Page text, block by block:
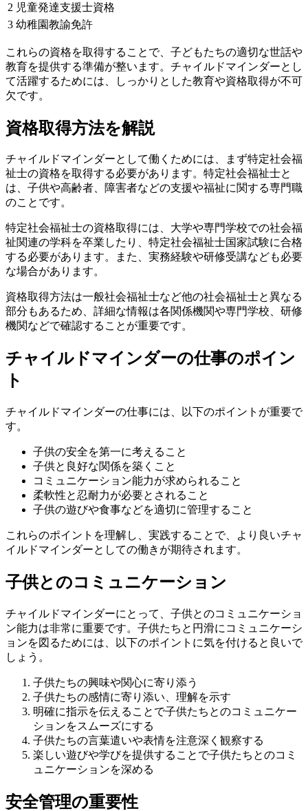
2 児童発達支援士資格
3 幼稚園教諭免許
これらの資格を取得することで、子どもたちの適切な世話や
教育を提供する準備が整います。チャイルドマインダーとし
て活躍するためには、しっかりとした教育や資格取得が不可
欠です。
資格取得方法を解説
チャイルドマインダーとして働くためには、まず特定社会福
祉士の資格を取得する必要があります。特定社会福祉士と
は、子供や高齢者、障害者などの支援や福祉に関する専門職
のことです。
特定社会福祉士の資格取得には、大学や専門学校での社会福
祉関連の学科を卒業したり、特定社会福祉士国家試験に合格
する必要があります。また、実務経験や研修受講なども必要
な場合があります。
資格取得方法は一般社会福祉士など他の社会福祉士と異なる
部分もあるため、詳細な情報は各関係機関や専門学校、研修
機関などで確認することが重要です。
チャイルドマインダーの仕事のポイン
ト
チャイルドマインダーの仕事には、以下のポイントが重要で
す。
子供の安全を第一に考えること
子供と良好な関係を築くこと
コミュニケーション能力が求められること
柔軟性と忍耐力が必要とされること
子供の遊びや食事などを適切に管理すること
これらのポイントを理解し、実践することで、より良いチャ
イルドマインダーとしての働きが期待されます。
子供とのコミュニケーション
チャイルドマインダーにとって、子供とのコミュニケーショ
ン能力は非常に重要です。子供たちと円滑にコミュニケーシ
ョンを図るためには、以下のポイントに気を付けると良いで
しょう。
子供たちの興味や関心に寄り添う
子供たちの感情に寄り添い、理解を示す
明確に指示を伝えることで子供たちとのコミュニケー
ションをスムーズにする
子供たちの言葉遣いや表情を注意深く観察する
楽しい遊びや学びを提供することで子供たちとのコミ
ュニケーションを深める
安全管理の重要性